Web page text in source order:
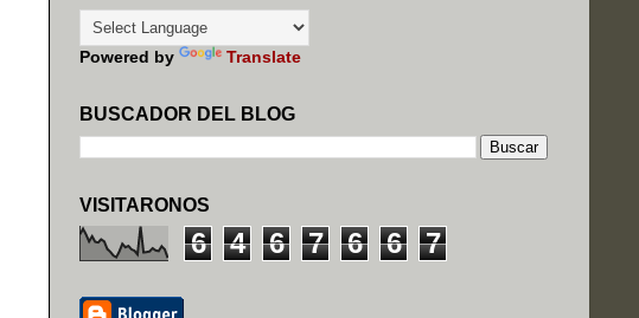
Powered by Translate
BUSCADOR DEL BLOG
VISITARONOS
6 4 6 7 6 6 7